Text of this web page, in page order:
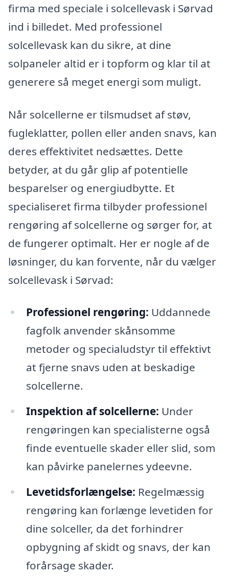
firma med speciale i solcellevask i Sørvad
ind i billedet. Med professionel
solcellevask kan du sikre, at dine
solpaneler altid er i topform og klar til at
generere så meget energi som muligt.
Når solcellerne er tilsmudset af støv,
fugleklatter, pollen eller anden snavs, kan
deres effektivitet nedsættes. Dette
betyder, at du går glip af potentielle
besparelser og energiudbytte. Et
specialiseret firma tilbyder professionel
rengøring af solcellerne og sørger for, at
de fungerer optimalt. Her er nogle af de
løsninger, du kan forvente, når du vælger
solcellevask i Sørvad:
Professionel rengøring: Uddannede
fagfolk anvender skånsomme
metoder og specialudstyr til effektivt
at fjerne snavs uden at beskadige
solcellerne.
Inspektion af solcellerne: Under
rengøringen kan specialisterne også
finde eventuelle skader eller slid, som
kan påvirke panelernes ydeevne.
Levetidsforlængelse: Regelmæssig
rengøring kan forlænge levetiden for
dine solceller, da det forhindrer
opbygning af skidt og snavs, der kan
forårsage skader.